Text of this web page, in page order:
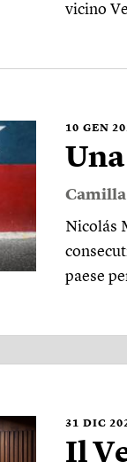
vicino
10 GEN
Nicolás
paese
31 DIC
Il